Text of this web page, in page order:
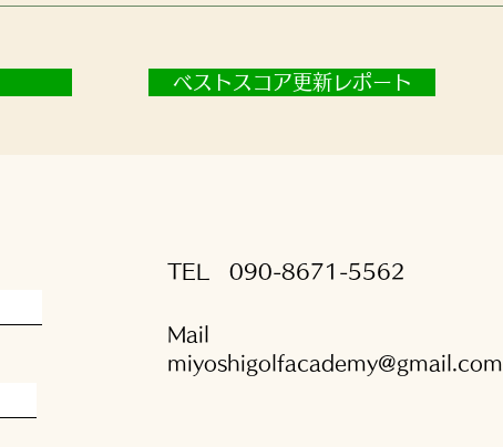
ベストスコア更新レポート
TEL 090-8671-5562
Mail
miyoshigolfacademy@gmail.com